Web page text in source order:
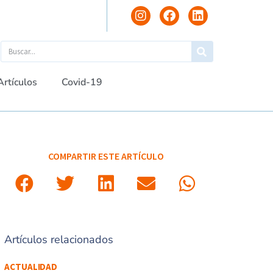
Covid-19
COMPARTIR ESTE ARTÍCULO
Artículos relacionados
ACTUALIDAD